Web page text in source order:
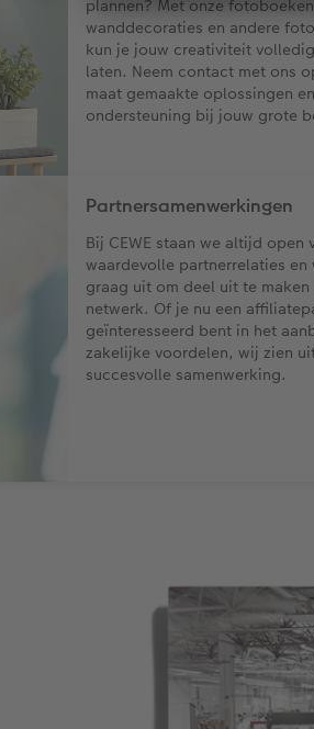
plannen? Met onze
wanddecoraties en andere
kun je jouw creativiteit
laten. Neem contact met ons
maat gemaakte oplossingen
ondersteuning bij jouw grote
Partnersamenwerkingen
Bij CEWE staan we altijd open
waardevolle partnerrelaties en
graag uit om deel uit te maken
netwerk. Of je nu een
geïnteresseerd bent in het
zakelijke voordelen, wij zien
succesvolle samenwerking.